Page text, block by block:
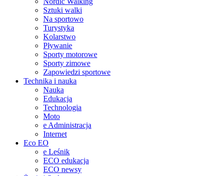
Sztuki walki
Na sportowo
Turystyka
Kolarstwo
Pływanie
Sporty motorowe
Sporty zimowe
Zapowiedzi sportowe
Technika i nauka
Nauka
Edukacja
Technologia
Moto
e Administracja
Internet
Eco EO
e Leśnik
ECO edukacja
ECO newsy